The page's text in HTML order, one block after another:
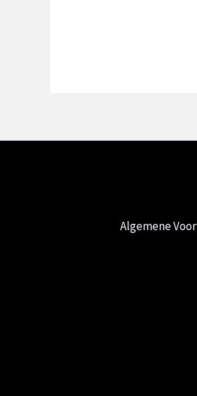
Algemene